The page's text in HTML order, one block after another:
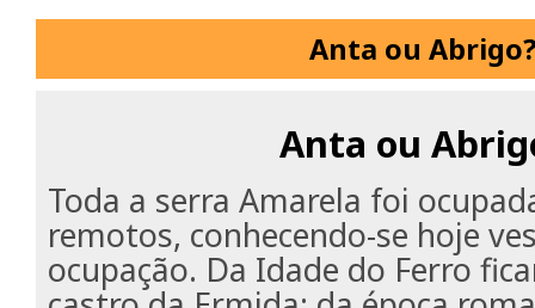
Anta ou
Anta ou
Toda a serra Amarela foi
remotos, conhecendo-se hoje
ocupação. Da Idade do Ferro